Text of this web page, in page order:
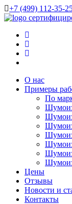
+7 (499) 112-35-
О нас
Примеры
По
Цены
Отзывы
Новости и
Контакты